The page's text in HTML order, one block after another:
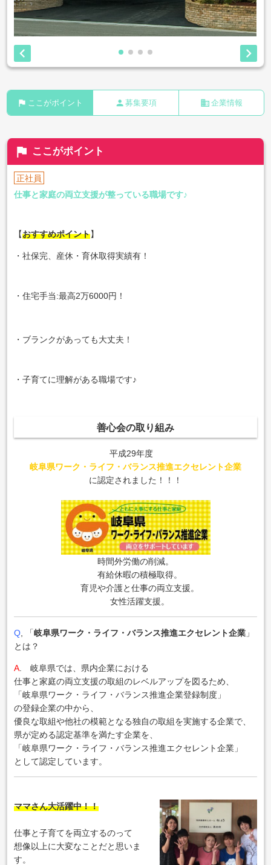
 
flag ここがポイント person 募集要項 business 企業情報
flag ここがポイント
正社員
仕事と家庭の両立支援が整っている職場です♪
【おすすめポイント】
・社保完、産休・育休取得実績有！
・住宅手当:最高2万6000円！
・ブランクがあっても大丈夫！
・子育てに理解がある職場です♪
善心会の取り組み
平成29年度
岐阜県ワーク・ライフ・バランス推進エクセレント企業
に認定されました！！！
時間外労働の削減。
有給休暇の積極取得。
育児や介護と仕事の両立支援。
女性活躍支援。
Q , 「岐阜県ワーク・ライフ・バランス推進エクセレント企業 」
とは？
A .岐阜県では、県内企業における
仕事と家庭の両立支援の取組のレベルアップを図るため、
「岐阜県ワーク・ライフ・バランス推進企業登録制度」
の登録企業の中から、
優良な取組や他社の模範となる独自の取組を実施する企業で、
県が定める認定基準を満たす企業を、
「岐阜県ワーク・ライフ・バランス推進エクセレント企業」
として認定しています。
ママさん大活躍中！！
仕事と子育てを両立するのって
想像以上に大変なことだと思いま
す。